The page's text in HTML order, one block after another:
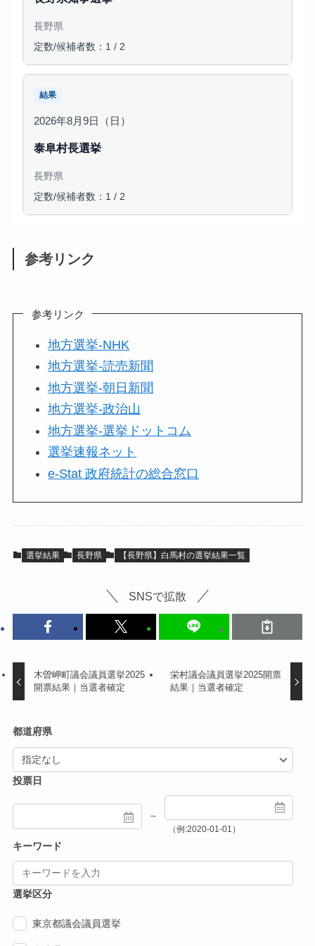
長野県
定数/候補者数：1 / 2
結果
2026年8月9日（日）
泰阜村長選挙
長野県
定数/候補者数：1 / 2
参考リンク
参考リンク
地方選挙-NHK
地方選挙-読売新聞
地方選挙-朝日新聞
地方選挙-政治山
地方選挙-選挙ドットコム
選挙速報ネット
e-Stat 政府統計の総合窓口
選挙結果 長野県 【長野県】白馬村の選挙結果一覧
SNSで拡散
木曽岬町議会議員選挙2025
開票結果｜当選者確定
栄村議会議員選挙2025開票
結果｜当選者確定
都道府県
投票日
～
（例:2020-01-01）
キーワード
選挙区分
東京都議会議員選挙